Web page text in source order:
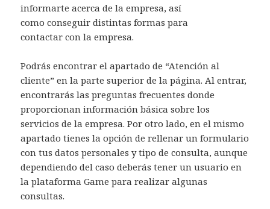
informarte acerca de la empresa, así
como conseguir distintas formas para
contactar con la empresa.
Podrás encontrar el apartado de “Atención al
cliente” en la parte superior de la página. Al entrar,
encontrarás las preguntas frecuentes donde
proporcionan información básica sobre los
servicios de la empresa. Por otro lado, en el mismo
apartado tienes la opción de rellenar un formulario
con tus datos personales y tipo de consulta, aunque
dependiendo del caso deberás tener un usuario en
la plataforma Game para realizar algunas
consultas.